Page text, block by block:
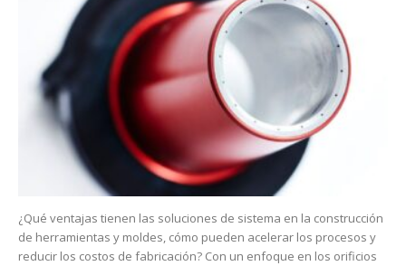
¿Qué ventajas tienen las soluciones de sistema en la construcción
de herramientas y moldes, cómo pueden acelerar los procesos y
reducir los costos de fabricación? Con un enfoque en los orificios